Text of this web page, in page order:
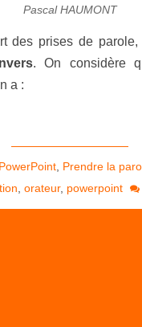
Pascal HAUMONT
des prises de
. On considère
a :
PowerPoint Prendre la
orateur, powerpoint